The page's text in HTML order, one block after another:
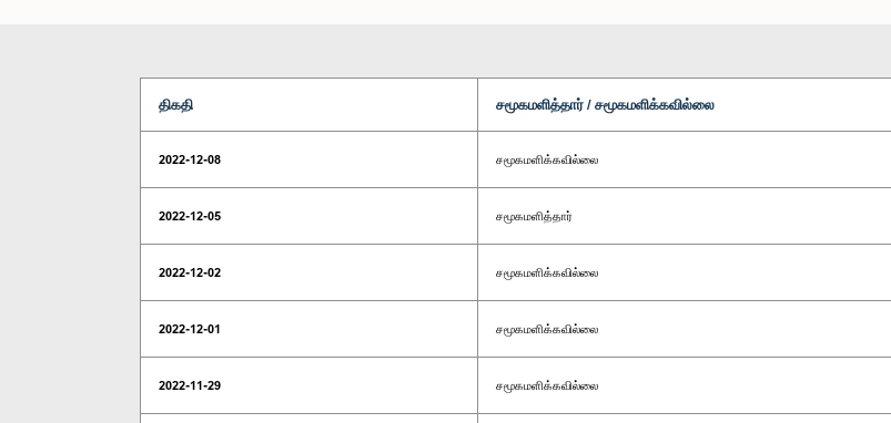
திகதி சமூகமளித்தார் / சமூகமளிக்கவில்லை
2022-12-08 சமூகமளிக்கவில்லை
2022-12-05 சமூகமளித்தார்
2022-12-02 சமூகமளிக்கவில்லை
2022-12-01 சமூகமளிக்கவில்லை
2022-11-29 சமூகமளிக்கவில்லை